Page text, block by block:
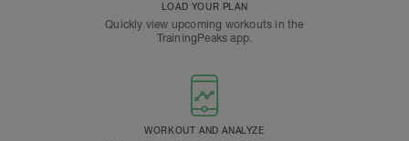
LOAD YOUR PLAN
Quickly view upcoming workouts in the
TrainingPeaks app.
WORKOUT AND ANALYZE